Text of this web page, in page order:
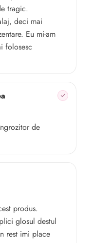
tragic.
deci mai
Eu mi-am
folosesc
de
produs.
glosul destul
rest imi place